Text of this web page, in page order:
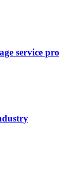
service